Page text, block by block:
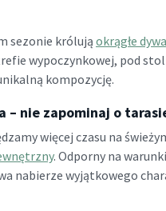
sezonie królują okrągłe
wypoczynkowej, pod
kompozycję.
– nie zapominaj o
więcej czasu na
. Odporny na
nabierze wyjątkowego